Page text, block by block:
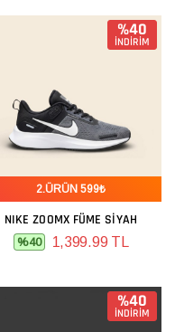
%40
İNDİRİM
2.ÜRÜN 599₺
NIKE ZOOMX FÜME SIYAH
%40 1,399.99 TL
%40
İNDİRİM